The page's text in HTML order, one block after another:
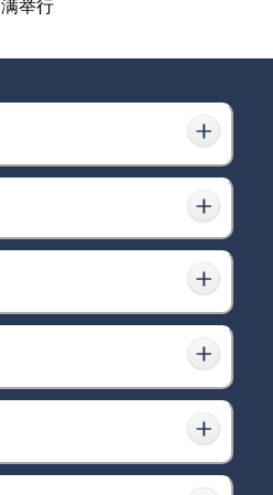
举行
亲成都创业，艺术涂料铺
子考研路——中外涂料网访
净醛绒皮·净醛米兰丝绒的
中国艺术涂料节”完美收
百利总裁王辉分享数字化